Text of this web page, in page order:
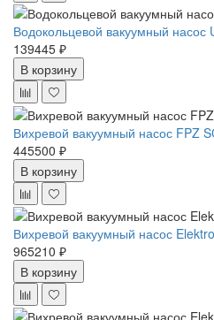
Водокольцевой вакуумный насос
139445 ₽
В корзину
Вихревой вакуумный насос FPZ
445500 ₽
В корзину
Вихревой вакуумный насос
965210 ₽
В корзину